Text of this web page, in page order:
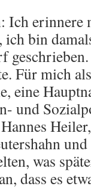
erinnere
bin
Für mich
eine
und
was
dass es